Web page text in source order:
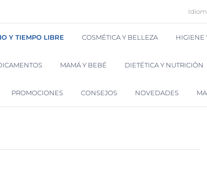
Y TIEMPO LIBRE COSMÉTICA Y BELLEZA HIGIENE
MAMÁ Y BEBÉ DIETÉTICA Y NUTRICIÓN
PROMOCIONES CONSEJOS NOVEDADES